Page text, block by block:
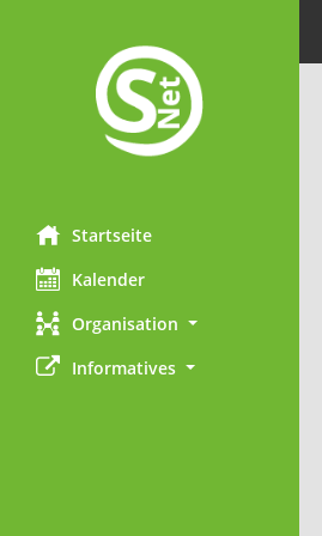
Startseite
Kalender
Organisation
Informatives